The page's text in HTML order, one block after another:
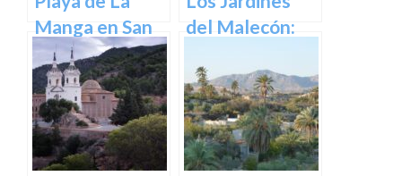
Manga en San
Javier –
Cartagena
del Malecón:
Ciudad.